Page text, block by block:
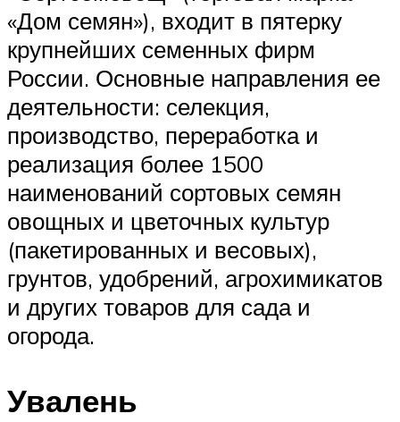
«Дом семян»), входит в пятерку
крупнейших семенных фирм
России. Основные направления ее
деятельности: селекция,
производство, переработка и
реализация более 1500
наименований сортовых семян
овощных и цветочных культур
(пакетированных и весовых),
грунтов, удобрений, агрохимикатов
и других товаров для сада и
огорода.
Увалень